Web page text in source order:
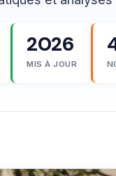
2026
MIS À JOUR